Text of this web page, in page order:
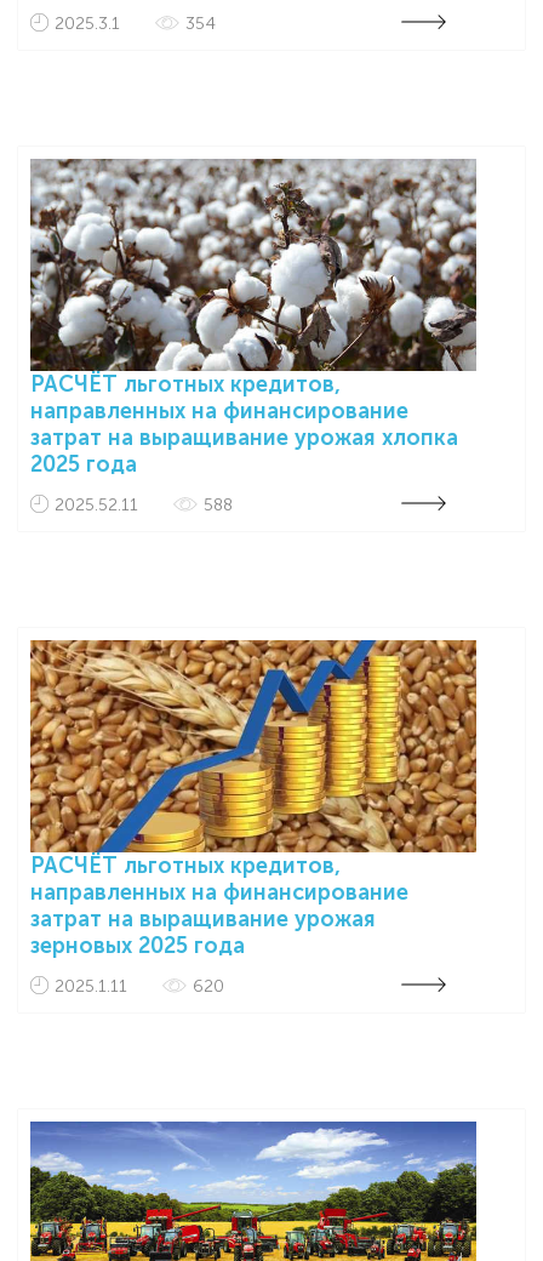
2025.3.1 354
РАСЧЁТ льготных кредитов,
направленных на финансирование
затрат на выращивание урожая хлопка
2025 года
2025.52.11 588
РАСЧЁТ льготных кредитов,
направленных на финансирование
затрат на выращивание урожая
зерновых 2025 года
2025.1.11 620